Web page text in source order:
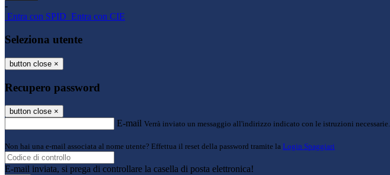
-
Entra con SPID Entra con CIE
Seleziona utente
button close ×
Recupero password
button close ×
E-mail Verrà inviato un messaggio all'indirizzo indicato con le istruzioni necessarie.
Non hai una e-mail associata al nome utente? Effettua il reset della password tramite la Login Spaggiari
E-mail inviata, si prega di controllare la casella di posta elettronica!